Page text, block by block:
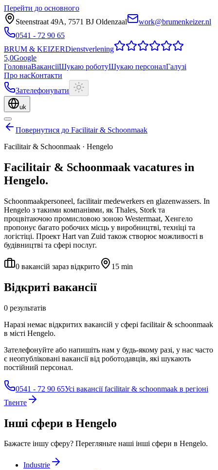
Перейти до основного
Steenstraat 49A, 7571 BJ Oldenzaal
work@brumenkeizer.nl
0541 - 72 90 65
BRUM & KEIZERDienstverlening
5,0Google
ГоловнаВакансіїШукаю роботуШукаю персоналГалузі
Про насКонтакти
Зателефонувати
uk
Повернутися до Facilitair & Schoonmaak
Facilitair & Schoonmaak · Hengelo
Facilitair & Schoonmaak vacatures in
Hengelo.
Schoonmaakpersoneel, facilitair medewerkers en glazenwassers. In
Hengelo з такими компаніями, як Thales, Stork та
процвітаючою промисловою зоною Westermaat, Хенгело
пропонує багато робочих місць у виробництві, техніці та
логістіці. Проект Hart van Zuid також створює можливості в
будівництві та сфері послуг.
0 вакансій зараз відкрито 15 min
Відкриті вакансії
0 результатів
Наразі немає відкритих вакансій у сфері facilitair & schoonmaak
в місті Hengelo.
Зателефонуйте або напишіть нам у будь-якому разі, у нас часто
є неопубліковані вакансії від роботодавців, які шукають
постійний персонал.
0541 - 72 90 65Усі вакансії facilitair & schoonmaak в регіоні
Твенте
Інші сфери в Hengelo
Бажаєте іншу сферу? Перегляньте наші інші сфери в Hengelo.
Industrie